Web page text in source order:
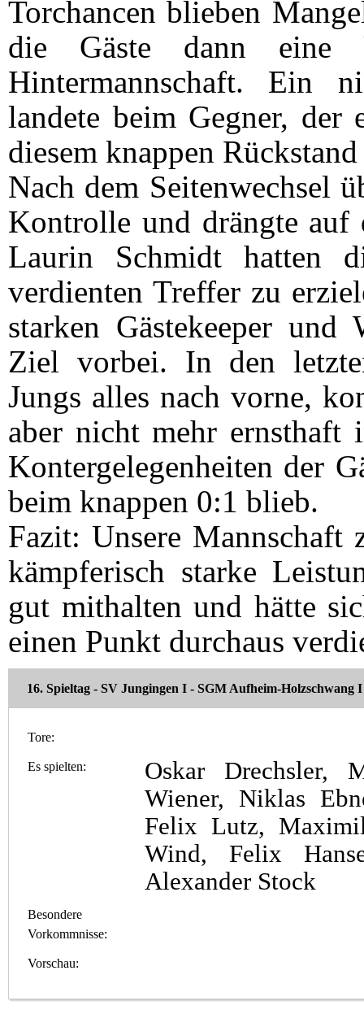
Torchancen blieben
die Gäste dann eine
Hintermannschaft. Ein
landete beim Gegner,
diesem knappen
Nach dem Seitenwechsel
Kontrolle und drängte
Laurin Schmidt hatten
verdienten Treffer zu
starken Gästekeeper
Ziel vorbei. In den
Jungs alles nach vorne,
aber nicht mehr ernsthaft
Kontergelegenheiten der
beim knappen 0:1 blieb.
Fazit: Unsere Mannschaft
kämpferisch starke
gut mithalten und hätte
einen Punkt durchaus
16. Spieltag - SV Jungingen I - SGM Aufheim-Holzschwang I
Tore:
Es spielten:
Oskar Drechsler,
Wiener, Niklas
Felix Lutz,
Wind, Felix
Alexander Stock
Besondere
Vorkommnisse:
Vorschau: